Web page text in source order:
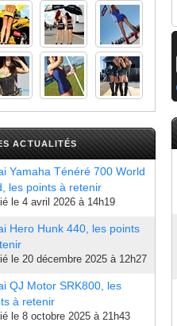
ACTUALITÉS
Yamaha Ténéré 700 World
les points à retenir
le 4 avril 2026 à 14h19
Hero Hunk 440, les points
le 20 décembre 2025 à 12h27
QJ Motor SRK800, les
à retenir
le 8 octobre 2025 à 21h43